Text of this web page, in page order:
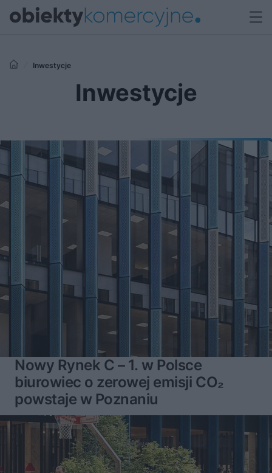
Inwestycje
Inwestycje
Nowy Rynek C – 1. w Polsce
biurowiec o zerowej emisji CO₂
powstaje w Poznaniu